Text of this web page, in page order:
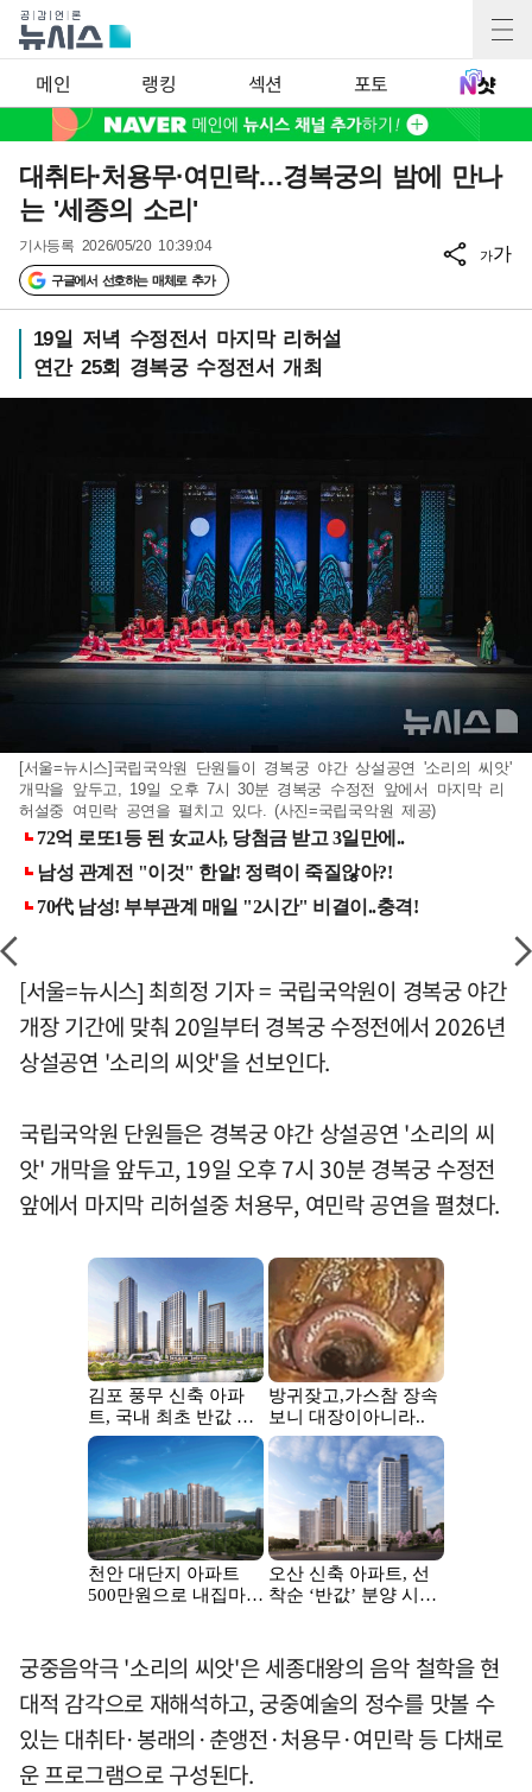
메인 랭킹 섹션 포토
대취타·처용무·여민락…경복궁의 밤에 만나
는 '세종의 소리'
기사등록 2026/05/20 10:39:04
구글에서 선호하는 매체로 추가
가가
19일 저녁 수정전서 마지막 리허설
연간 25회 경복궁 수정전서 개최
[서울=뉴시스]국립국악원 단원들이 경복궁 야간 상설공연 '소리의 씨앗'
개막을 앞두고, 19일 오후 7시 30분 경복궁 수정전 앞에서 마지막 리
허설중 여민락 공연을 펼치고 있다. (사진=국립국악원 제공)
[서울=뉴시스] 최희정 기자 = 국립국악원이 경복궁 야간
개장 기간에 맞춰 20일부터 경복궁 수정전에서 2026년
상설공연 '소리의 씨앗'을 선보인다.
국립국악원 단원들은 경복궁 야간 상설공연 '소리의 씨
앗' 개막을 앞두고, 19일 오후 7시 30분 경복궁 수정전
앞에서 마지막 리허설중 처용무, 여민락 공연을 펼쳤다.
궁중음악극 '소리의 씨앗'은 세종대왕의 음악 철학을 현
대적 감각으로 재해석하고, 궁중예술의 정수를 맛볼 수
있는 대취타·봉래의·춘앵전·처용무·여민락 등 다채로
운 프로그램으로 구성된다.